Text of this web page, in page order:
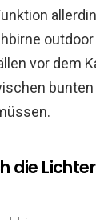
vor dem
die